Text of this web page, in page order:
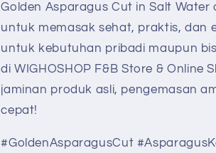
Golden Asparagus Cut in Salt
untuk memasak sehat, praktis, dan
untuk kebutuhan pribadi maupun
di WIGHOSHOP F&B Store & Online
jaminan produk asli, pengemasan
cepat!
#GoldenAsparagusCut